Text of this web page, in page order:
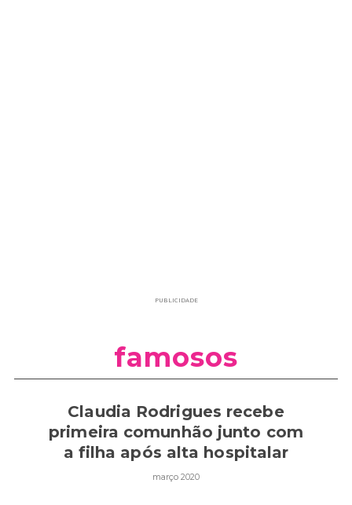
PUBLICIDADE
famosos
Claudia Rodrigues recebe
primeira comunhão junto com
a filha após alta hospitalar
março 2020